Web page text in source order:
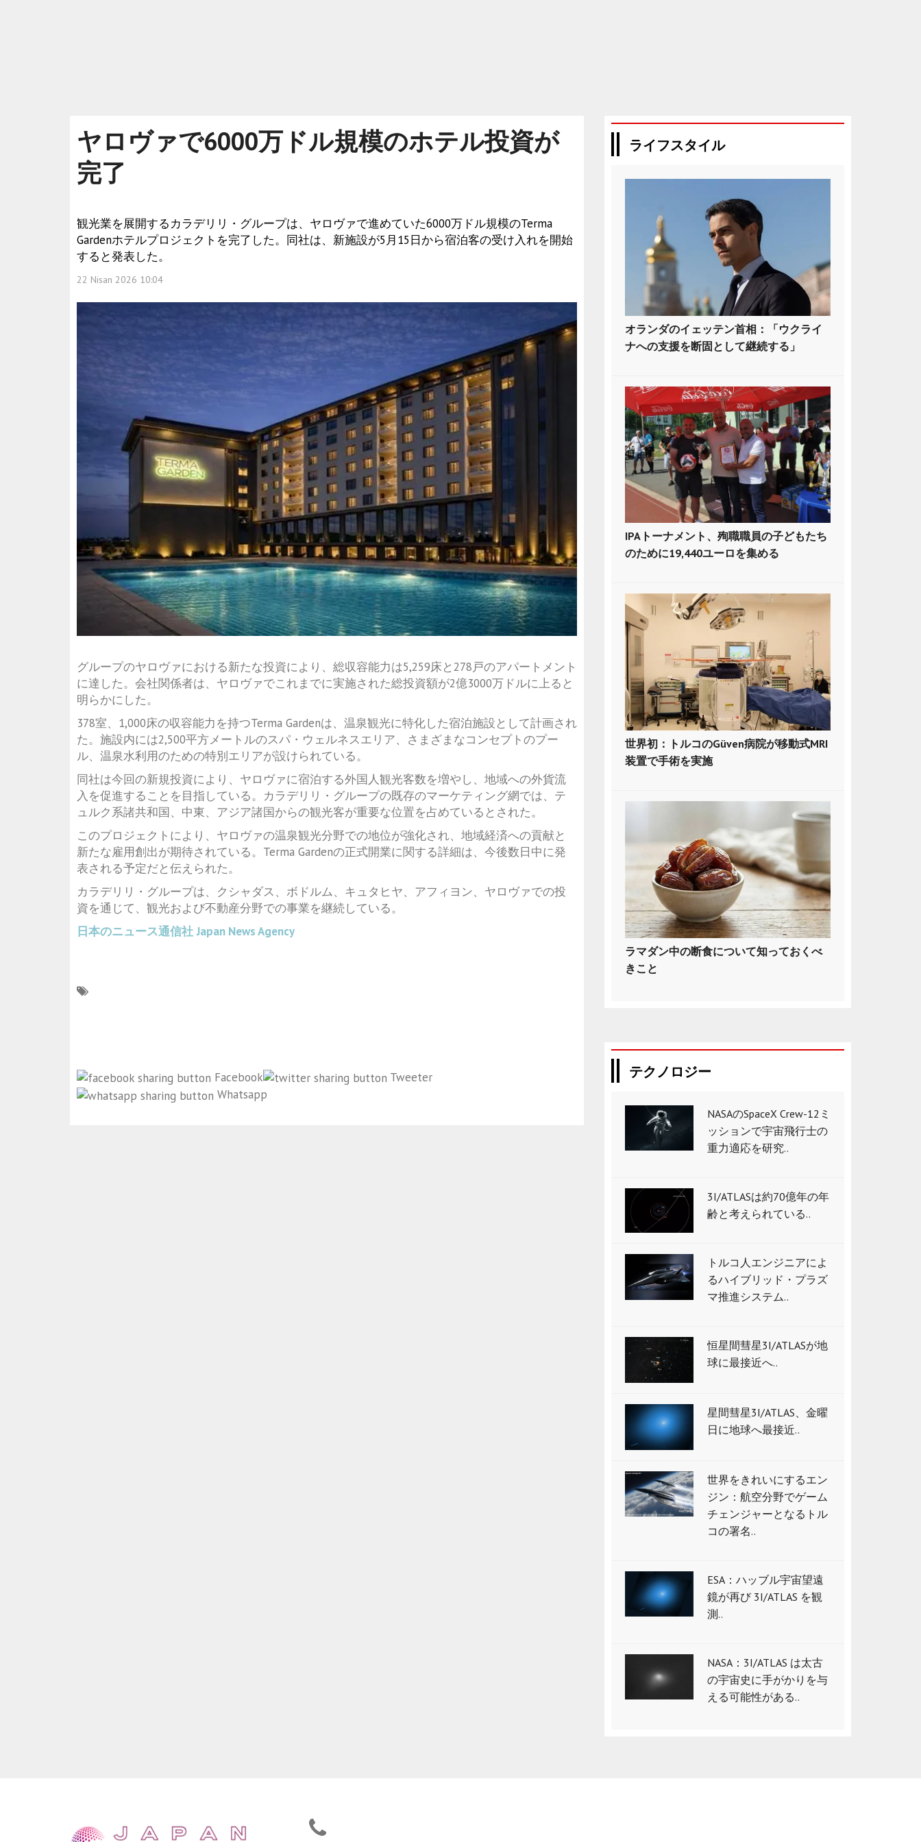
ヤロヴァで6000万ドル規模のホテル投資が
完了
観光業を展開するカラデリリ・グループは、ヤロヴァで進めていた6000万ドル規模のTerma
Gardenホテルプロジェクトを完了した。同社は、新施設が5月15日から宿泊客の受け入れを開始
すると発表した。
22 Nisan 2026 10:04
グループのヤロヴァにおける新たな投資により、総収容能力は5,259床と278戸のアパートメント
に達した。会社関係者は、ヤロヴァでこれまでに実施された総投資額が2億3000万ドルに上ると
明らかにした。
378室、1,000床の収容能力を持つTerma Gardenは、温泉観光に特化した宿泊施設として計画され
た。施設内には2,500平方メートルのスパ・ウェルネスエリア、さまざまなコンセプトのプー
ル、温泉水利用のための特別エリアが設けられている。
同社は今回の新規投資により、ヤロヴァに宿泊する外国人観光客数を増やし、地域への外貨流
入を促進することを目指している。カラデリリ・グループの既存のマーケティング網では、テ
ュルク系諸共和国、中東、アジア諸国からの観光客が重要な位置を占めているとされた。
このプロジェクトにより、ヤロヴァの温泉観光分野での地位が強化され、地域経済への貢献と
新たな雇用創出が期待されている。Terma Gardenの正式開業に関する詳細は、今後数日中に発
表される予定だと伝えられた。
カラデリリ・グループは、クシャダス、ボドルム、キュタヒヤ、アフィヨン、ヤロヴァでの投
資を通じて、観光および不動産分野での事業を継続している。
日本のニュース通信社 Japan News Agency
Facebook
Tweeter
Whatsapp
ライフスタイル
オランダのイェッテン首相：「ウクライ
ナへの支援を断固として継続する」
IPAトーナメント、殉職職員の子どもたち
のために19,440ユーロを集める
世界初：トルコのGüven病院が移動式MRI
装置で手術を実施
ラマダン中の断食について知っておくべ
きこと
テクノロジー
NASAのSpaceX Crew-12ミ
ッションで宇宙飛行士の
重力適応を研究..
3I/ATLASは約70億年の年
齢と考えられている..
トルコ人エンジニアによ
るハイブリッド・プラズ
マ推進システム..
恒星間彗星3I/ATLASが地
球に最接近へ..
星間彗星3I/ATLAS、金曜
日に地球へ最接近..
世界をきれいにするエン
ジン：航空分野でゲーム
チェンジャーとなるトル
コの署名..
ESA：ハッブル宇宙望遠
鏡が再び 3I/ATLAS を観
測..
NASA：3I/ATLAS は太古
の宇宙史に手がかりを与
える可能性がある..